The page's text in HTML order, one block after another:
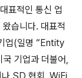
표적인 통신 업
습니다. 대표적
업(일명 “Entity
기업과 더불어,